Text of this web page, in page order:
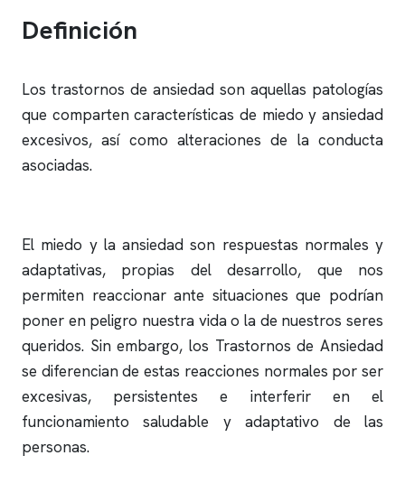
Definición
Los trastornos de ansiedad son aquellas patologías
que comparten características de miedo y ansiedad
excesivos, así como alteraciones de la conducta
asociadas.
El miedo y la ansiedad son respuestas normales y
adaptativas, propias del desarrollo, que nos
permiten reaccionar ante situaciones que podrían
poner en peligro nuestra vida o la de nuestros seres
queridos. Sin embargo, los Trastornos de Ansiedad
se diferencian de estas reacciones normales por ser
excesivas, persistentes e interferir en el
funcionamiento saludable y adaptativo de las
personas.